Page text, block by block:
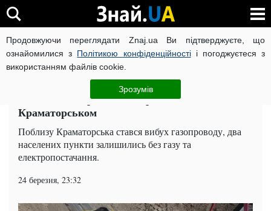
Продовжуючи переглядати Znaj.ua Ви підтверджуєте, що
ознайомилися з Політикою конфіденційностіі погоджуєтеся з
використанням файлів cookie.
Зрозумів
ВІЙНА РОСІЇ ПРОТИ УКРАЇНИ КОРОНАВІРУС В УКРАЇНІ
Ексклюзив ЧИТАТЬ НА РУССКОМ
Бойовики підірвали газопровід під
Краматорськом
Поблизу Краматорська стався вибух газопроводу, два
населених пункти залишились без газу та
електропостачання.
24 березня, 23:32